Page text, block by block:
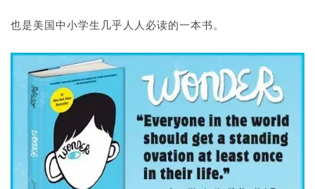
也是美国中小学生几乎人人必读的一本书。